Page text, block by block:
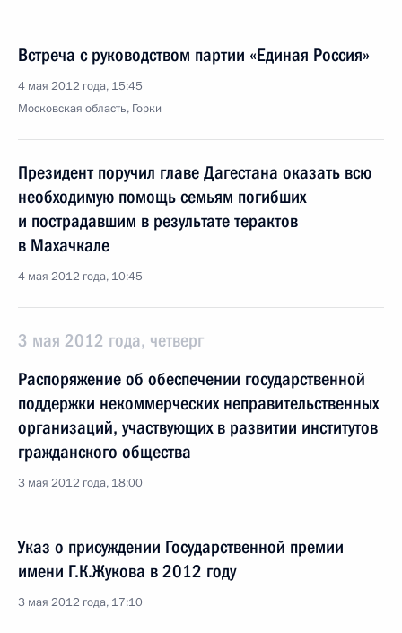
Встреча с руководством партии «Единая Россия»
4 мая 2012 года, 15:45
Московская область, Горки
Президент поручил главе Дагестана оказать всю
необходимую помощь семьям погибших
и пострадавшим в результате терактов
в Махачкале
4 мая 2012 года, 10:45
3 мая 2012 года, четверг
Распоряжение об обеспечении государственной
поддержки некоммерческих неправительственных
организаций, участвующих в развитии институтов
гражданского общества
3 мая 2012 года, 18:00
Указ о присуждении Государственной премии
имени Г.К.Жукова в 2012 году
3 мая 2012 года, 17:10